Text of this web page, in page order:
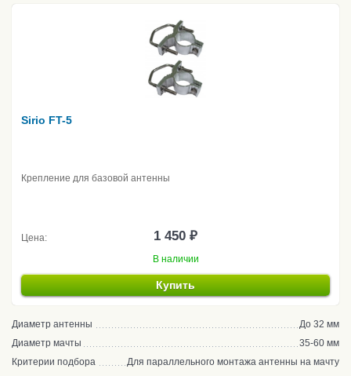
Sirio FT-5
Крепление для базовой антенны
Цена: 1 450 ₽
В наличии
Купить
Диаметр антенны
До 32 мм
Диаметр мачты
35-60 мм
Критерии подбора
Для параллельного монтажа антенны на мачту